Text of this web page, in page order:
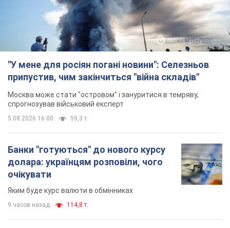
Банки "готуються" до нового курсу
долара: українцям розповіли, чого
Яким буде курс валюти в обмінниках
9 часов назад 114,8 т.
"Джипінг руйнує екосистеми, які
формувалися сотні років": у
Greenpeace забили на сполох
У високогір'ї розташовані альпійські та
комплекси, які формувалися протягом сотень років
10 часов назад 1,2 т.